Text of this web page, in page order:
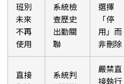
班別
未來
不再
使用
系統檢
查歷史
出勤關
聯
選擇
「停
用」而
非刪除
直接
系統判
嚴禁直
接執行